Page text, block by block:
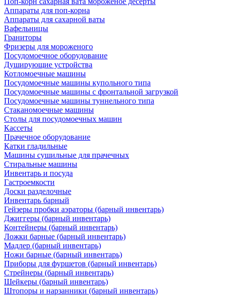
Аппараты для поп-корна
Аппараты для сахарной ваты
Вафельницы
Граниторы
Фризеры для мороженого
Посудомоечное оборудование
Душирующие устройства
Котломоечные машины
Посудомоечные машины купольного типа
Посудомоечные машины с фронтальной загрузкой
Посудомоечные машины туннельного типа
Стаканомоечные машины
Столы для посудомоечных машин
Кассеты
Прачечное оборудование
Катки гладильные
Машины сушильные для прачечных
Стиральные машины
Инвентарь и посуда
Гастроемкости
Доски разделочные
Инвентарь барный
Гейзеры пробки аэраторы (барный инвентарь)
Джиггеры (барный инвентарь)
Контейнеры (барный инвентарь)
Ложки барные (барный инвентарь)
Мадлер (барный инвентарь)
Ножи барные (барный инвентарь)
Приборы для фуршетов (барный инвентарь)
Стрейнеры (барный инвентарь)
Шейкеры (барный инвентарь)
Штопоры и нарзанники (барный инвентарь)